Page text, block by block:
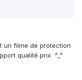
un filme de protection
qualité prix ^_^